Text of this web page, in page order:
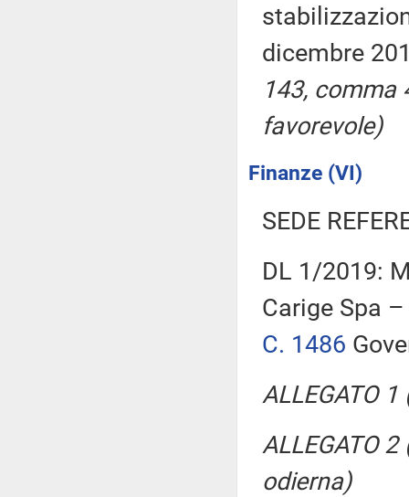
dicembre
143, comma
favorevole)
Finanze (VI)
SEDE
DL 1/2019:
Carige Spa
C. 1486
ALLEGATO
ALLEGATO
odierna)